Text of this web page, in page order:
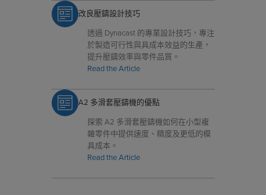
改良壓鑄設計技巧
透過 Dynacast 的專業設計技巧，專注
於製造可行性與具成本效益的生產，
提升壓鑄效率與零件品質。
Read the Article
A2 多滑套壓鑄機的優點
探索 A2 多滑套壓鑄機如何在小型複
雜零件中提供速度、精度及更低的模
具成本。
Read the Article